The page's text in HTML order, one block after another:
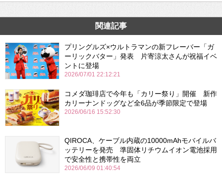
関連記事
プリングルズ×ウルトラマンの新フレーバー「ガ
ーリックバター」発表 片寄涼太さんが祝福イベ
ントに登場
2026/07/01 22:12:21
コメダ珈琲店で今年も「カリー祭り」開催 新作
カリーナンドッグなど全6品が季節限定で登場
2026/06/16 15:52:30
QIROCA、ケーブル内蔵の10000mAhモバイルバ
ッテリーを発売 準固体リチウムイオン電池採用
で安全性と携帯性を両立
2026/06/09 01:40:54